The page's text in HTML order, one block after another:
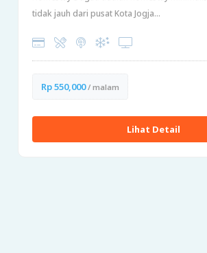
tidak jauh dari pusat Kota Jogja...
Rp 550,000/ malam
Lihat Detail